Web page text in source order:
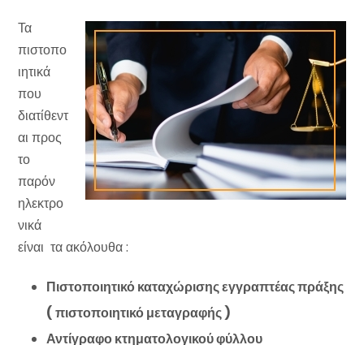
Τα
πιστοπο
ιητικά
που
διατίθεντ
αι προς
το
παρόν
ηλεκτρο
νικά
είναι τα ακόλουθα :
Πιστοποιητικό καταχώρισης εγγραπτέας πράξης
( πιστοποιητικό μεταγραφής )
Αντίγραφο κτηματολογικού φύλλου